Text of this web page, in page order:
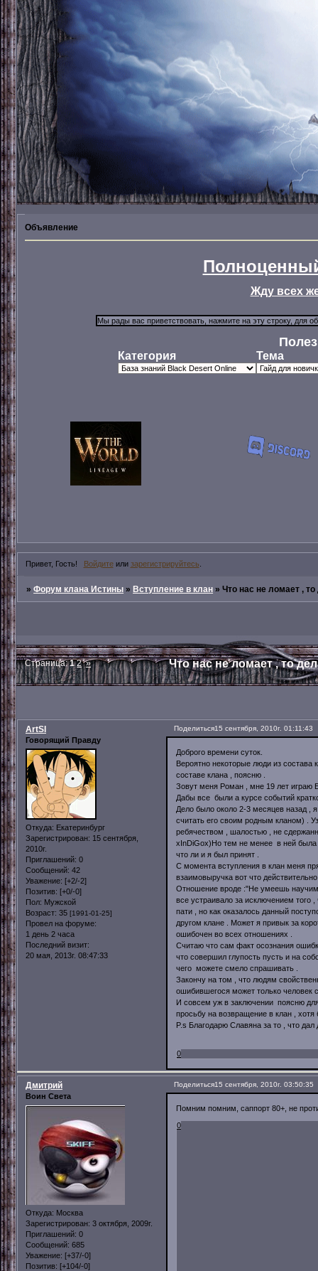
Объявление
Жду всех
Категория Тема
Привет, Гость! Войдитеили зарегистрируйтесь
»Форум клана Истины »Вступление в клан »Что нас не ломает ,
Что нас не ломает , то
Страница:1 2 »
Поделиться15 сентября, 2010г. 01:11:43
ArtSI
Говорящий Правду
Откуда: Екатеринбург
Зарегистрирован: 15 сентября,
2010г.
Приглашений: 0
Сообщений: 42
Уважение: [+2/-2]
Позитив: [+0/-0]
Пол: Мужской
Возраст: 35 [1991-01-25]
Провел на форуме:
1 день 2 часа
Последний визит:
20 мая, 2013г. 08:47:33
Доброго времени суток.
Вероятно некоторые люди из
составе клана , поясню .
Зовут меня Роман , мне 19 лет играю
Дабы все были а курсе событий
Дело было около 2-3 месяцев назад ,
считать его своим родным кланом) .
ребячеством , шалостью , не
xInDiGox)Но тем не менее в ней была
что ли и я был принят .
С момента вступления в клан меня
взаимовыручка вот что
Отношение вроде :"Не умеешь научим
все устраивало за исключением того
пати , но как оказалось данный
другом клане . Может я привык за
ошибочен во всех отношениях .
Считаю что сам факт осознания
что совершил глупость пусть и на
чего можете смело спрашивать .
Закончу на том , что людям
ошибившегося может только человек
И совсем уж в заключении поясню
просьбу на возвращение в клан ,
P.s Благодарю Славяна за то , что
0
Поделиться15 сентября, 2010г. 03:50:35
Дмитрий
Воин Света
Откуда: Москва
Зарегистрирован: 3 октября, 2009г.
Приглашений: 0
Сообщений: 685
Уважение: [+37/-0]
Позитив: [+104/-0]
Помним помним, саппорт 80+, не
0